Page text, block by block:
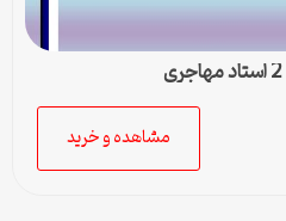
مشاهده و خرید